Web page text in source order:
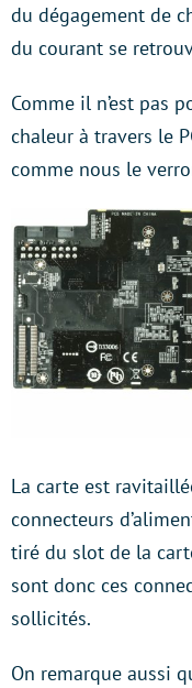
du dégagement de
du courant se
Comme il n’est pas
chaleur à travers le
comme nous le
La carte est
connecteurs
tiré du slot de la
sont donc ces
sollicités.
On remarque aussi